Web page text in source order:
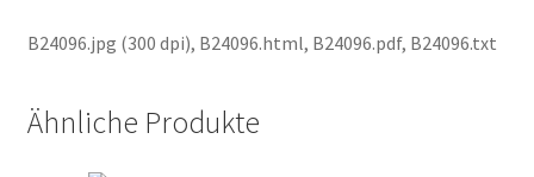
B24096.jpg (300 dpi), B24096.html, B24096.pdf, B24096.txt
Ähnliche Produkte